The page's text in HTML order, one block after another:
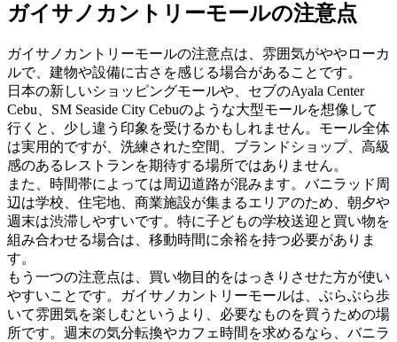
ガイサノカントリーモールの注意点
ガイサノカントリーモールの注意点は、雰囲気がややローカ
ルで、建物や設備に古さを感じる場合があることです。
日本の新しいショッピングモールや、セブのAyala Center
Cebu、SM Seaside City Cebuのような大型モールを想像して
行くと、少し違う印象を受けるかもしれません。モール全体
は実用的ですが、洗練された空間、ブランドショップ、高級
感のあるレストランを期待する場所ではありません。
また、時間帯によっては周辺道路が混みます。バニラッド周
辺は学校、住宅地、商業施設が集まるエリアのため、朝夕や
週末は渋滞しやすいです。特に子どもの学校送迎と買い物を
組み合わせる場合は、移動時間に余裕を持つ必要がありま
す。
もう一つの注意点は、買い物目的をはっきりさせた方が使い
やすいことです。ガイサノカントリーモールは、ぶらぶら歩
いて雰囲気を楽しむというより、必要なものを買うための場
所です。週末の気分転換やカフェ時間を求めるなら、バニラ